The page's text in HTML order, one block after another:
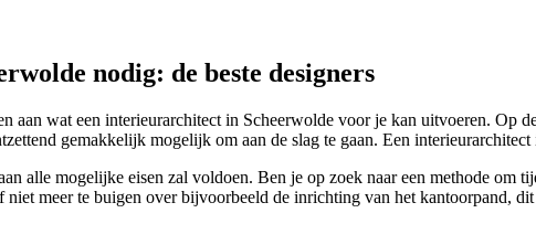
nodig: de beste designers
aan wat een interieurarchitect in Scheerwolde voor je kan uitvoeren. Op
gemakkelijk mogelijk om aan de slag te gaan. Een
alle mogelijke eisen zal voldoen. Ben je op zoek naar een methode om
niet meer te buigen over bijvoorbeeld de inrichting van het kantoorpand,